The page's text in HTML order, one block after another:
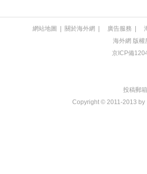
網站地圖 | 關於海外網 | 廣告服務 |
海外網 版權
京ICP備
投稿郵
Copyright © 2011-2013 by